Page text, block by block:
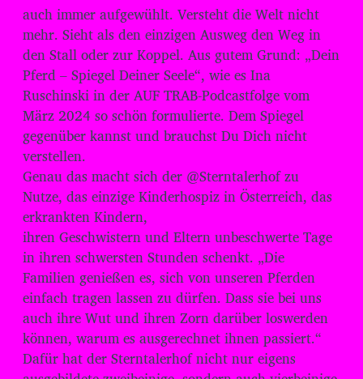
d
i
o
-
P
l
a
y
e
r
auch immer aufgewühlt. Versteht die Welt nicht
mehr. Sieht als den einzigen Ausweg den Weg in
den Stall oder zur Koppel. Aus gutem Grund: „Dein
Pferd – Spiegel Deiner Seele“, wie es Ina
Ruschinski in der AUF TRAB-Podcastfolge vom
März 2024 so schön formulierte. Dem Spiegel
gegenüber kannst und brauchst Du Dich nicht
verstellen.
Genau das macht sich der @Sterntalerhof zu
Nutze, das einzige Kinderhospiz in Österreich, das
erkrankten Kindern,
ihren Geschwistern und Eltern unbeschwerte Tage
in ihren schwersten Stunden schenkt. „Die
Familien genießen es, sich von unseren Pferden
einfach tragen lassen zu dürfen. Dass sie bei uns
auch ihre Wut und ihren Zorn darüber loswerden
können, warum es ausgerechnet ihnen passiert.“
Dafür hat der Sterntalerhof nicht nur eigens